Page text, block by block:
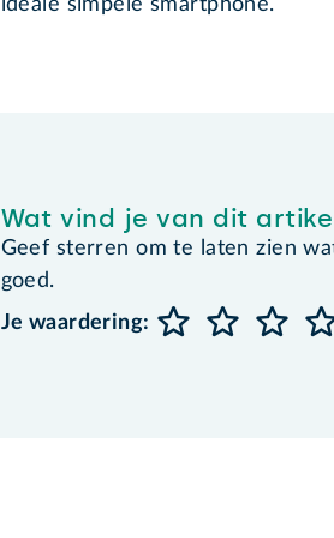
ideale simpele smartphone.
Wat vind je van dit
Geef sterren om te laten zien
goed.
Je waardering: